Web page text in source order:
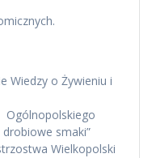
Wiedzy o Żywieniu i
smaki”
Wielkopolski